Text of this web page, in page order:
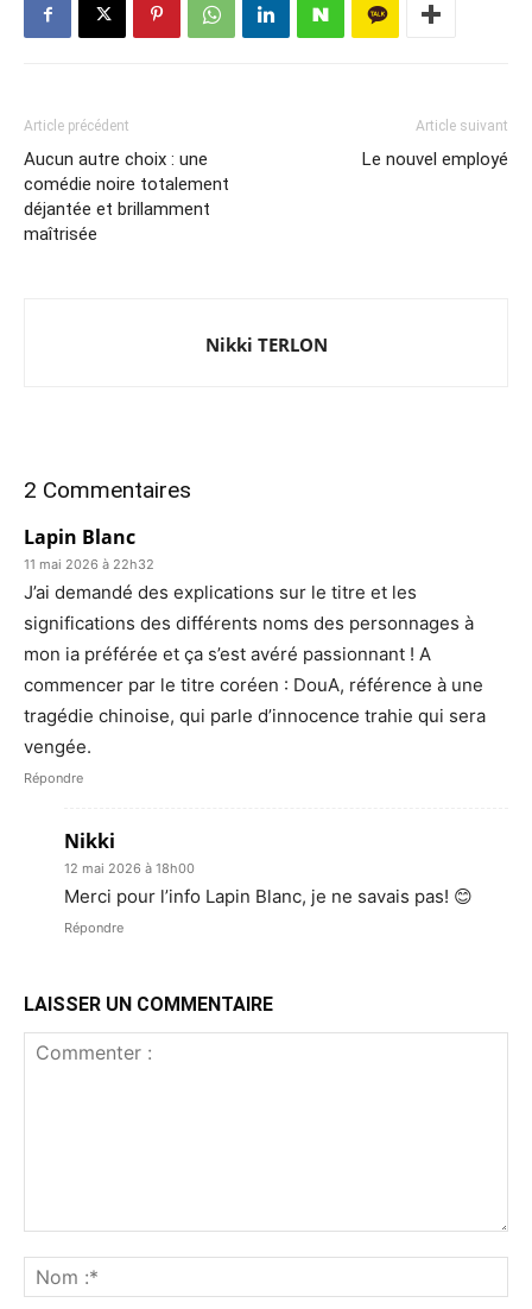
Article précédent
Aucun autre choix : une
comédie noire totalement
déjantée et brillamment
maîtrisée
Article suivant
Le nouvel employé
Nikki TERLON
2 Commentaires
Lapin Blanc
11 mai 2026 à 22h32
J’ai demandé des explications sur le titre et les
significations des différents noms des personnages à
mon ia préférée et ça s’est avéré passionnant ! A
commencer par le titre coréen : DouA, référence à une
tragédie chinoise, qui parle d’innocence trahie qui sera
vengée.
Répondre
Nikki
12 mai 2026 à 18h00
Merci pour l’info Lapin Blanc, je ne savais pas! 😊
Répondre
LAISSER UN COMMENTAIRE